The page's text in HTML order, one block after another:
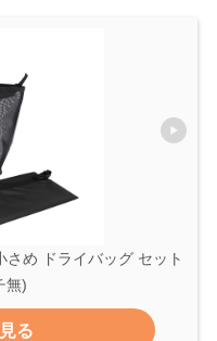
め ドライバッグ セット
無)
る